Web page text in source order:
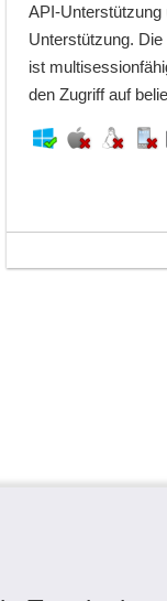
API-Unterstützung
Unterstützung.
ist
den Zugriff auf